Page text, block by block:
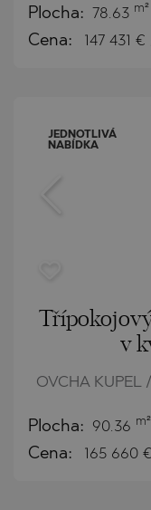
Plocha: 78.63 m²
Cena: 147 431 €
JEDNOTLIVÁ
NABÍDKA
v
OVCHA KUPEL
Plocha: 90.36 m²
Cena: 165 660